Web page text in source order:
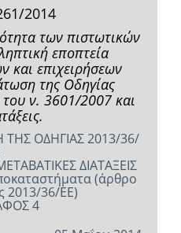
2014
των πιστωτικών
εποπτεία
και επιχειρήσεων
της Οδηγίας
ν. 3601/2007 και
ΟΔΗΓΙΑΣ 2013/36/
ΔΙΑΤΑΞΕΙΣ
(άρθρο
2013/36/ΕΕ)
4